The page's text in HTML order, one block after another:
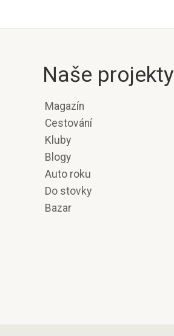
Naše projekty
Magazín
Cestování
Kluby
Blogy
Auto roku
Do stovky
Bazar